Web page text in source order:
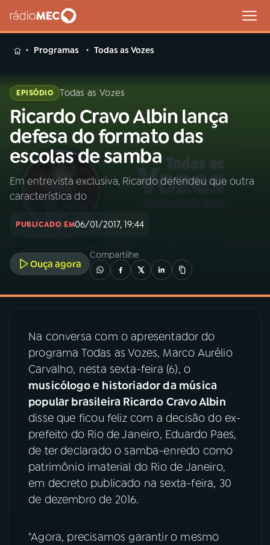
MENU
Buscar
na
Rádio
MEC
Buscar
Início AO VIVO
INÍCIO
A RÁDIO
03PROGRAMAÇÃO
04PROGRAMAS
PODCASTS
06VIDEOCASTS
08PRÊMIO RÁDIO MEC
ACOMPANHE A RÁDIO MEC
Programas Todas as Vozes
EPISÓDIO Todas as Vozes
Ricardo Cravo Albin lança
defesa do formato das
escolas de samba
Em entrevista exclusiva, Ricardo defendeu que outra
característica do
PUBLICADO EM06/01/2017, 19:44
Ouça agora
Compartilhe
Na conversa com o apresentador do
programa Todas as Vozes, Marco Aurélio
Carvalho, nesta sexta-feira (6), o
musicólogo e historiador da música
popular brasileira Ricardo Cravo Albin
disse que ficou feliz com a decisão do ex-
prefeito do Rio de Janeiro, Eduardo Paes,
de ter declarado o samba-enredo como
patrimônio imaterial do Rio de Janeiro,
em decreto publicado na sexta-feira, 30
de dezembro de 2016.
"Agora, precisamos garantir o mesmo